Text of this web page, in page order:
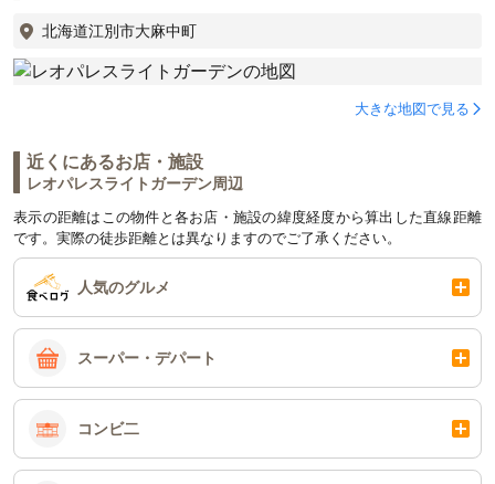
北海道江別市大麻中町
大きな地図で見る
近くにあるお店・施設
レオパレスライトガーデン周辺
表示の距離はこの物件と各お店・施設の緯度経度から算出した直線距離
です。実際の徒歩距離とは異なりますのでご了承ください。
人気のグルメ
スーパー・デパート
コンビ二